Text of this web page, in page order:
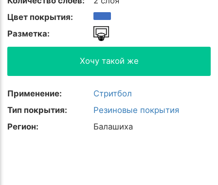
Цвет покрытия:
Разметка:
Хочу такой же
Применение:
Стритбол
Тип покрытия:
Резиновые покрытия
Регион:
Балашиха